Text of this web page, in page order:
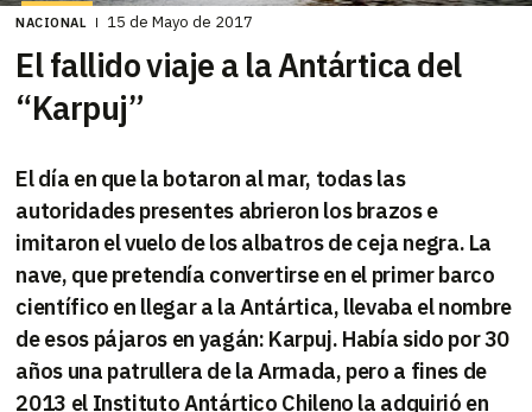
NACIONAL 15 de Mayo de 2017
El fallido viaje a la Antártica del
“Karpuj”
El día en que la botaron al mar, todas las
autoridades presentes abrieron los brazos e
imitaron el vuelo de los albatros de ceja negra. La
nave, que pretendía convertirse en el primer barco
científico en llegar a la Antártica, llevaba el nombre
de esos pájaros en yagán: Karpuj. Había sido por 30
años una patrullera de la Armada, pero a fines de
2013 el Instituto Antártico Chileno la adquirió en